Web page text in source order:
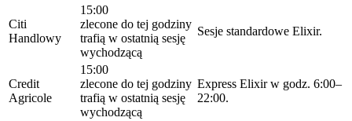
Citi
Handlowy
15:00
zlecone do tej godziny
trafią w ostatnią sesję
wychodzącą
Sesje standardowe Elixir.
Credit
Agricole
15:00
zlecone do tej godziny
trafią w ostatnią sesję
wychodzącą
Express Elixir w godz. 6:00–
22:00.